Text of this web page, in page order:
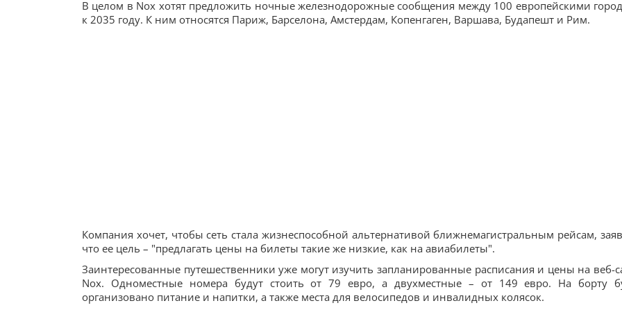
В целом в Nox хотят предложить ночные железнодорожные сообщения между 100 европейскими
к 2035 году. К ним относятся Париж, Барселона, Амстердам, Копенгаген, Варшава, Будапешт и Рим.
Компания хочет, чтобы сеть стала жизнеспособной альтернативой ближнемагистральным рейсам,
что ее цель – "предлагать цены на билеты такие же низкие, как на авиабилеты".
Заинтересованные путешественники уже могут изучить запланированные расписания и цены на веб-
Nox. Одноместные номера будут стоить от 79 евро, а двухместные – от 149 евро. На борту
организовано питание и напитки, а также места для велосипедов и инвалидных колясок.